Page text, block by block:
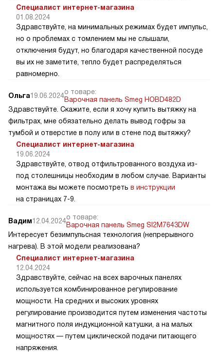
Специалист интернет-магазина
01.08.2024
Здравствуйте, на минимальных режимах будет импульс,
но о проблемах с томлением мы не слышали,
отключения будут, но благодаря качественной посуде
вы их не заметите, тепло будет распределяться
равномерно.
Ольга19.06.2024о товаре:
Варочная панель Smeg HOBD482D
Здравствуйте. Скажите, если я хочу купить вытяжку на
фильтрах, мне обязательно делать вывод гофры за
тумбой и отверстие в полу или в стене под вытяжку?
Специалист интернет-магазина
19.06.2024
Здравствуйте, отвод отфильтрованного воздуха из-
под столешницы необходим в любом случае. Варианты
монтажа вы можете посмотреть в инструкции
на страницах 7-9.
Вадим12.04.2024о товаре:
Варочная панель Smeg SI2M7643DW
Интересует безимпульсная технология (непрерывного
нагрева). В этой модели реализована?
Специалист интернет-магазина
12.04.2024
Здравствуйте, сейчас на всех варочных панелях
используется комбинированное регулирование
мощности. На средних и высоких уровнях
регулирование производится путем изменения частоты
магнитного поля индукционной катушки, а на малых
мощностях — путем циклической подачи питающего
напряжения.